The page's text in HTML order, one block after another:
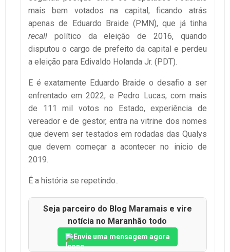
mais bem votados na capital, ficando atrás
apenas de Eduardo Braide (PMN), que já tinha
recall político da eleição de 2016, quando
disputou o cargo de prefeito da capital e perdeu
a eleição para Edivaldo Holanda Jr. (PDT).
E é exatamente Eduardo Braide o desafio a ser
enfrentado em 2022, e Pedro Lucas, com mais
de 111 mil votos no Estado, experiência de
vereador e de gestor, entra na vitrine dos nomes
que devem ser testados em rodadas das Qualys
que devem começar a acontecer no inicio de
2019.
É a história se repetindo..
Seja parceiro do Blog Maramais e vire
notícia no Maranhão todo
Envie uma mensagem agora